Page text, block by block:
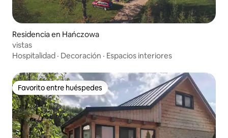
Residencia en Hańczowa
vistas
Hospitalidad · Decoración · Espacios interiores
Favorito entre huéspedes
Favorito entre huéspedes